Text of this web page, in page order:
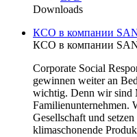
Downloads
КСО в компании
КСО в компании
Corporate Social
gewinnen weiter an
wichtig. Denn wir sind
Familienunternehmen.
Gesellschaft und
klimaschonende